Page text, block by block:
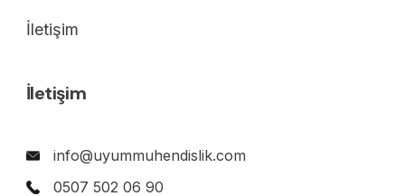
İletişim
İletişim
info@uyummuhendislik.com
0507 502 06 90